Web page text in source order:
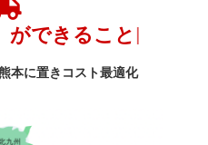
本に置きコスト最適化